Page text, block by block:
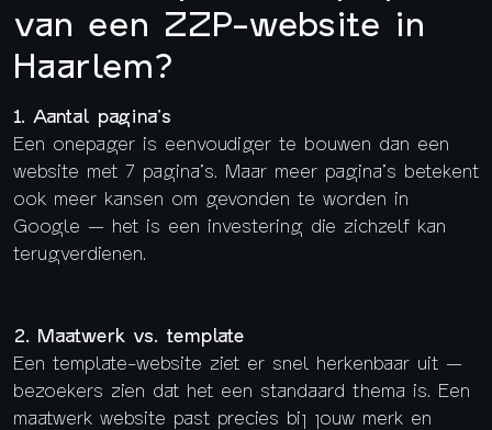
van een ZZP-website in
Haarlem?
1. Aantal pagina’s
Een onepager is eenvoudiger te bouwen dan een
website met 7 pagina’s. Maar meer pagina’s betekent
ook meer kansen om gevonden te worden in
Google — het is een investering die zichzelf kan
terugverdienen.
2. Maatwerk vs. template
Een template-website ziet er snel herkenbaar uit —
bezoekers zien dat het een standaard thema is. Een
maatwerk website past precies bij jouw merk en